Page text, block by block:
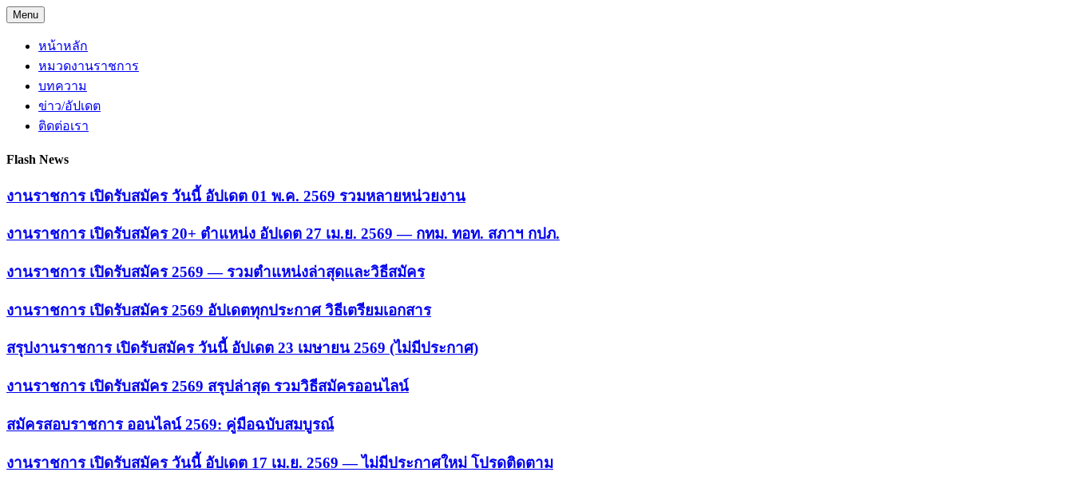
Skip
to
content
Menu
หน้าหลัก
หมวดงานราชการ
บทความ
ข่าว/อัปเดต
ติดต่อเรา
Flash News
งานราชการ เปิดรับสมัคร วันนี้ อัปเดต 01 พ.ค. 2569 รวมหลายหน่วยงาน
งานราชการ เปิดรับสมัคร 20+ ตำแหน่ง อัปเดต 27 เม.ย. 2569 — กทม. ทอท. สภาฯ กปภ.
งานราชการ เปิดรับสมัคร 2569 — รวมตำแหน่งล่าสุดและวิธีสมัคร
งานราชการ เปิดรับสมัคร 2569 อัปเดตทุกประกาศ วิธีเตรียมเอกสาร
สรุปงานราชการ เปิดรับสมัคร วันนี้ อัปเดต 23 เมษายน 2569 (ไม่มีประกาศ)
งานราชการ เปิดรับสมัคร 2569 สรุปล่าสุด รวมวิธีสมัครออนไลน์
สมัครสอบราชการ ออนไลน์ 2569: คู่มือฉบับสมบูรณ์
งานราชการ เปิดรับสมัคร วันนี้ อัปเดต 17 เม.ย. 2569 — ไม่มีประกาศใหม่ โปรดติดตาม